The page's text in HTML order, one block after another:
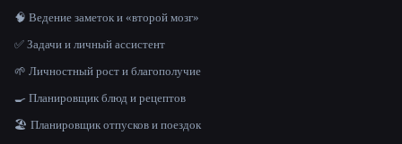
🧠 Ведение заметок и «второй мозг»
✅ Задачи и личный ассистент
🌱 Личностный рост и благополучие
🍳 Планировщик блюд и рецептов
🏖 Планировщик отпусков и поездок